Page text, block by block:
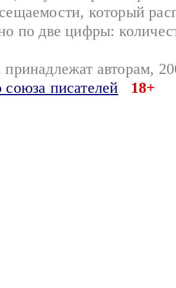
который
по две цифры:
авторам,
союза писателей
18+